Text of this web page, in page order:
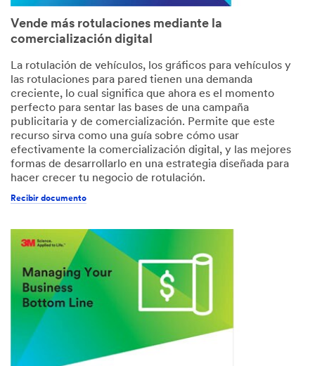
Vende más rotulaciones mediante la
comercialización digital
La rotulación de vehículos, los gráficos para vehículos y
las rotulaciones para pared tienen una demanda
creciente, lo cual significa que ahora es el momento
perfecto para sentar las bases de una campaña
publicitaria y de comercialización. Permite que este
recurso sirva como una guía sobre cómo usar
efectivamente la comercialización digital, y las mejores
formas de desarrollarlo en una estrategia diseñada para
hacer crecer tu negocio de rotulación.
Recibir documento